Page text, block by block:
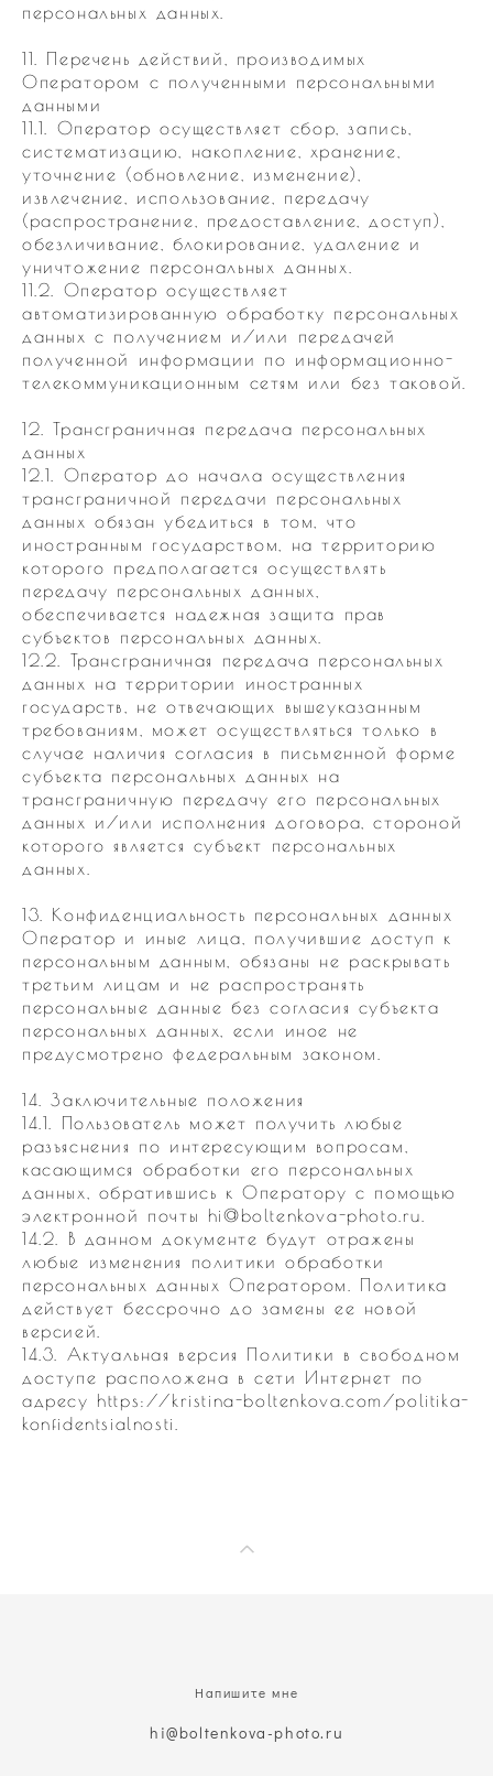
персональных данных.
11. Перечень действий, производимых
Оператором с полученными персональными
данными
11.1. Оператор осуществляет сбор, запись,
систематизацию, накопление, хранение,
уточнение (обновление, изменение),
извлечение, использование, передачу
(распространение, предоставление, доступ),
обезличивание, блокирование, удаление и
уничтожение персональных данных.
11.2. Оператор осуществляет
автоматизированную обработку персональных
данных с получением и/или передачей
полученной информации по информационно-
телекоммуникационным сетям или без таковой.
12. Трансграничная передача персональных
данных
12.1. Оператор до начала осуществления
трансграничной передачи персональных
данных обязан убедиться в том, что
иностранным государством, на территорию
которого предполагается осуществлять
передачу персональных данных,
обеспечивается надежная защита прав
субъектов персональных данных.
12.2. Трансграничная передача персональных
данных на территории иностранных
государств, не отвечающих вышеуказанным
требованиям, может осуществляться только в
случае наличия согласия в письменной форме
субъекта персональных данных на
трансграничную передачу его персональных
данных и/или исполнения договора, стороной
которого является субъект персональных
данных.
13. Конфиденциальность персональных данных
Оператор и иные лица, получившие доступ к
персональным данным, обязаны не раскрывать
третьим лицам и не распространять
персональные данные без согласия субъекта
персональных данных, если иное не
предусмотрено федеральным законом.
14. Заключительные положения
14.1. Пользователь может получить любые
разъяснения по интересующим вопросам,
касающимся обработки его персональных
данных, обратившись к Оператору с помощью
электронной почты hi@boltenkova-photo.ru.
14.2. В данном документе будут отражены
любые изменения политики обработки
персональных данных Оператором. Политика
действует бессрочно до замены ее новой
версией.
14.3. Актуальная версия Политики в свободном
доступе расположена в сети Интернет по
адресу https://kristina-boltenkova.com/politika-
konfidentsialnosti.
Напишите мне
hi@boltenkova-photo.ru